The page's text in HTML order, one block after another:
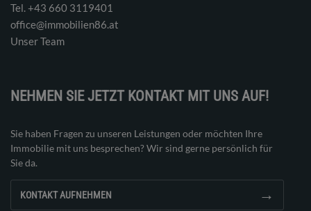
Tel. ‭+43 660 3119401‬
office@immobilien86.at
Unser Team
NEHMEN SIE JETZT KONTAKT MIT UNS AUF!
Sie haben Fragen zu unseren Leistungen oder möchten Ihre
Immobilie mit uns besprechen? Wir sind gerne persönlich für
Sie da.
KONTAKT AUFNEHMEN →